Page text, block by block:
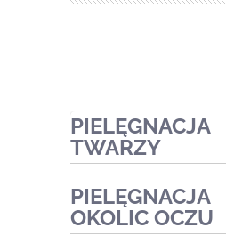
PIELĘGNACJA
TWARZY
Zabiegi ekspresowe
Zabiegi pielęgnacyjne
PIELĘGNACJA
OKOLIC OCZU